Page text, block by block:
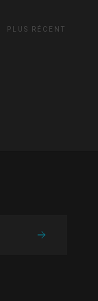
PLUS RÉCENT